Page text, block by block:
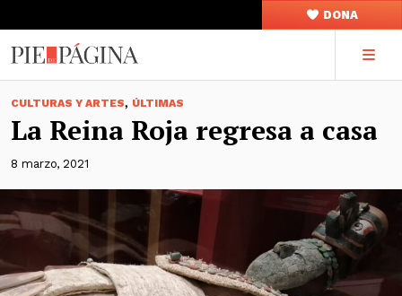
DONA
CULTURAS Y ARTES, ÚLTIMAS
La Reina Roja regresa a casa
8 marzo, 2021